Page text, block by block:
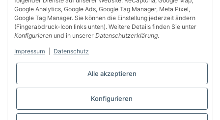
Google Analytics, Google Ads, Google Tag Manager, Meta Pixel,
Google Tag Manager. Sie können die Einstellung jederzeit ändern
(Fingerabdruck-Icon links unten). Weitere Details finden Sie unter
Konfigurieren und in unserer Datenschutzerklärung.
Impressum Datenschutz
Alle akzeptieren
Konfigurieren
Über uns
Informationen
Bequem bezahlen